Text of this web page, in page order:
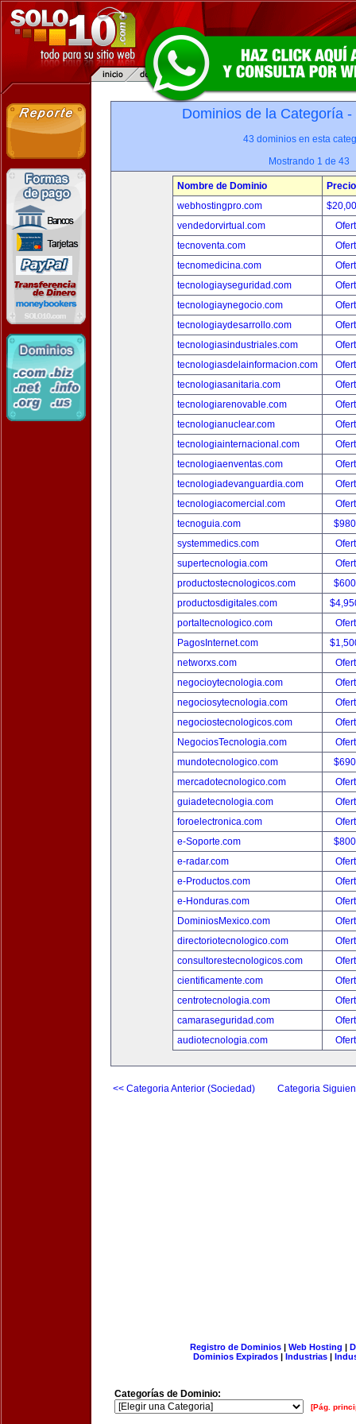
Dominios de la Categoría -
43 dominios en esta
Mostrando 1 de 43
Nombre de Dominio
Precio
webhostingpro.com
vendedorvirtual.com
tecnoventa.com
tecnomedicina.com
tecnologiayseguridad.com
tecnologiaynegocio.com
tecnologiaydesarrollo.com
tecnologiasindustriales.com
tecnologiasdelainformacion.com
tecnologiasanitaria.com
tecnologiarenovable.com
tecnologianuclear.com
tecnologiainternacional.com
tecnologiaenventas.com
tecnologiadevanguardia.com
tecnologiacomercial.com
tecnoguia.com
systemmedics.com
supertecnologia.com
productostecnologicos.com
productosdigitales.com
portaltecnologico.com
PagosInternet.com
networxs.com
negocioytecnologia.com
negociosytecnologia.com
negociostecnologicos.com
NegociosTecnologia.com
mundotecnologico.com
mercadotecnologico.com
guiadetecnologia.com
foroelectronica.com
e-Soporte.com
e-radar.com
e-Productos.com
e-Honduras.com
DominiosMexico.com
directoriotecnologico.com
consultorestecnologicos.com
cientificamente.com
centrotecnologia.com
camaraseguridad.com
audiotecnologia.com
<< Categoria Anterior (Sociedad) Categoria
Registro de Dominios| Web Hosting |
Dominios Expirados | Industrias |
Categorías de Dominio:
[Pág.